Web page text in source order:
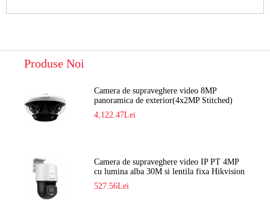
Produse Noi
Camera de supraveghere video 8MP
panoramica de exterior(4x2MP Stitched)
Navaio NGC-7482PR
4,122.47Lei
Camera de supraveghere video IP PT 4MP
cu lumina alba 30M si lentila fixa Hikvision
DS-2DE2C400SCG-E F1
527.56Lei